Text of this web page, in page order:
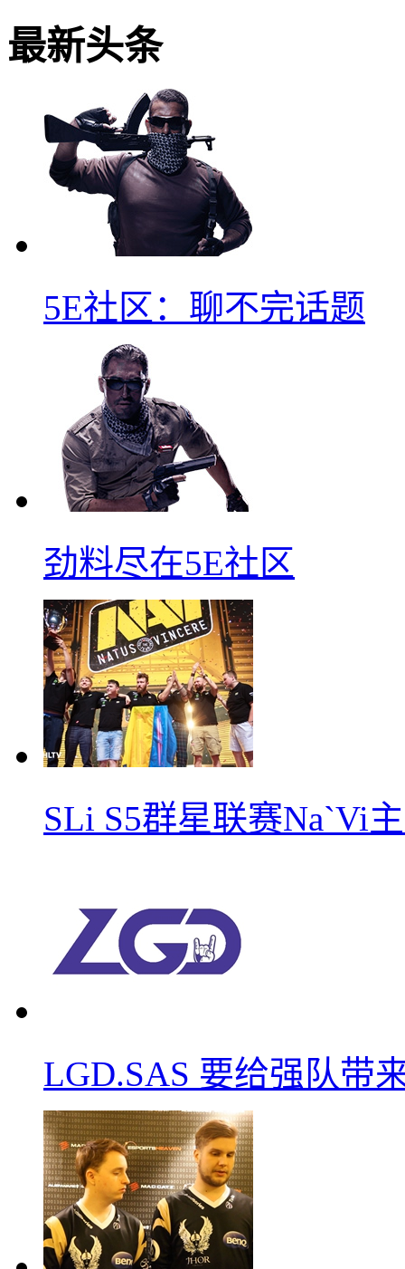
最新头条
5E社区：聊不完话题
劲料尽在5E社区
SLi S5群星联赛Na`Vi
LGD.SAS 要给强队带